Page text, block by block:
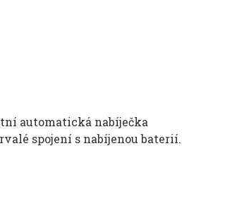
automatická nabíječka
spojení s nabíjenou baterií.